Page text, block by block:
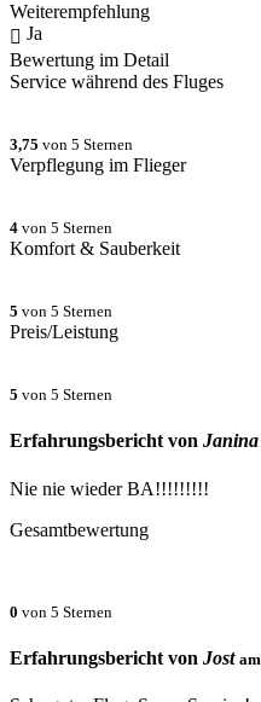
Weiterempfehlung
Ja
Bewertung im Detail
Service während des Fluges
3,75 von 5 Sternen
Verpflegung im Flieger
4 von 5 Sternen
Komfort & Sauberkeit
5 von 5 Sternen
Preis/Leistung
5 von 5 Sternen
Erfahrungsbericht von Janina
Nie nie wieder BA!!!!!!!!!
Gesamtbewertung
0 von 5 Sternen
Erfahrungsbericht von Jost am